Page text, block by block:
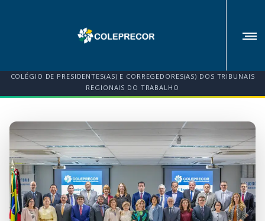
COLÉGIO DE PRESIDENTES(AS) E CORREGEDORES(AS) DOS TRIBUNAIS
REGIONAIS DO TRABALHO